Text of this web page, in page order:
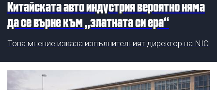
Китайската авто индустрия вероятно няма
да се върне към „златната си ера“
Това мнение изказа изпълнителният директор на NIO